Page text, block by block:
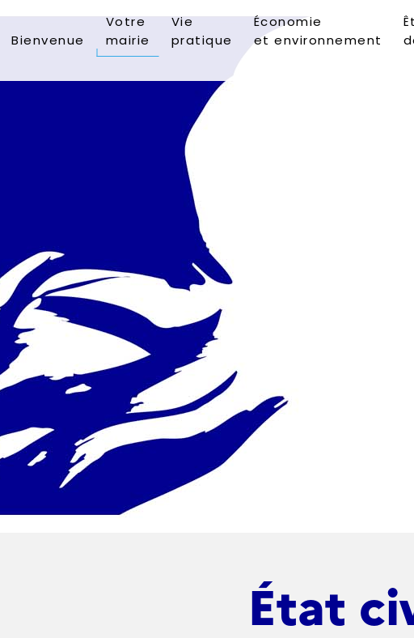
Bienvenue
Votre
mairie
Vie
pratique
Économie
et environnement
État